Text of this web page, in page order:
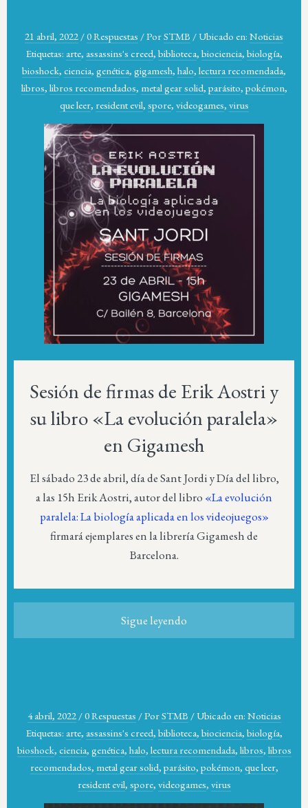
21 abril, 2022 /0 Respuestas /PorSTMB / Ubicado en: Noticias
Etiquetas: arte, assassins's creed, biblioteca, biociencia, biología,
bioshock, ciencia, genética, gigamesh, halo, lectura recomendada,
libros, libros recomendados, metal gear solid, parásito, pokémon,
que leer, resident evil, spore, videogames, virus
Sesión de firmas de Erik Aostri y
su libro «La evolución paralela»
en Gigamesh
El sábado 23 de abril, día de Sant Jordi y Día del libro,
a las 15h Erik Aostri, autor del libro «La evolución
paralela: La biología aplicada en los videojuegos»
firmará ejemplares en la librería Gigamesh de
Barcelona.
Sigue leyendo
4 abril, 2022 /0 Respuestas /PorSTMB / Ubicado en: Noticias
Etiquetas: arte, assassins's creed, biblioteca, biociencia, biología,
bioshock, ciencia, genética, halo, lectura recomendada, libros, libros
recomendados, metal gear solid, parásito, pokémon, que leer,
resident evil, spore, videogames, virus